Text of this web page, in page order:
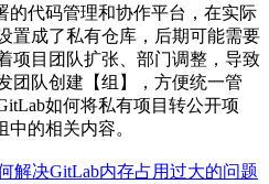
your-scan-tool:latest scan /code
板，方便用户快速启用静态代
中，引用SAST模板：
的代码管理和协作平台，在实际
置成了私有仓库，后期可能需要
项目团队扩张、部门调整，导致
团队创建【组】，方便统一管
如何将私有项目转公开项
中的相关内容。
解决GitLab内存占用过大的问题